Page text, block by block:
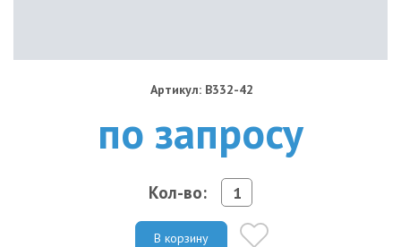
Артикул: B332-42
по запросу
Кол-во:
В корзину